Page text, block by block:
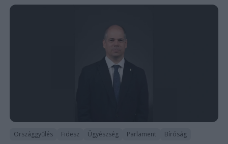
Országgyűlés Fidesz Ügyészség Parlament Bíróság